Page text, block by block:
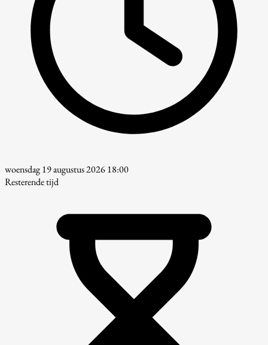
woensdag 19 augustus 2026 18:00
Resterende tijd